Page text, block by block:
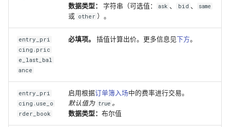
数据类型：
字符串（可选值： ask 、 bid 、 same
或 other ）。
entry_pri
cing.pric
e_last_bal
ance
必填项。 插值计算出价。更多信息见下方。
entry_pri
cing.use_o
rder_book
启用根据订单簿入场中的费率进行交易。
默认值为 true 。
数据类型： 布尔值